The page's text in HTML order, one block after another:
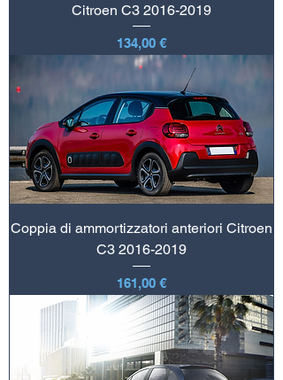
Citroen C3 2016-2019
Prezzo
134,00 €
Coppia di ammortizzatori anteriori Citroen
C3 2016-2019
Prezzo
161,00 €